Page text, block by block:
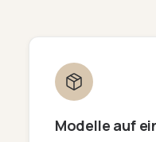
Modelle auf